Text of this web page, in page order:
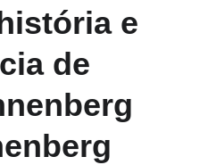
e
de